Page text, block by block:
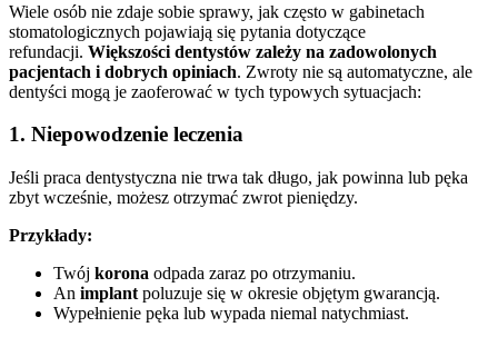
Wiele osób nie zdaje sobie sprawy, jak często w gabinetach
stomatologicznych pojawiają się pytania dotyczące
refundacji. Większości dentystów zależy na zadowolonych
pacjentach i dobrych opiniach. Zwroty nie są automatyczne, ale
dentyści mogą je zaoferować w tych typowych sytuacjach:
1. Niepowodzenie leczenia
Jeśli praca dentystyczna nie trwa tak długo, jak powinna lub pęka
zbyt wcześnie, możesz otrzymać zwrot pieniędzy.
Przykłady:
Twój korona odpada zaraz po otrzymaniu.
An implant poluzuje się w okresie objętym gwarancją.
Wypełnienie pęka lub wypada niemal natychmiast.